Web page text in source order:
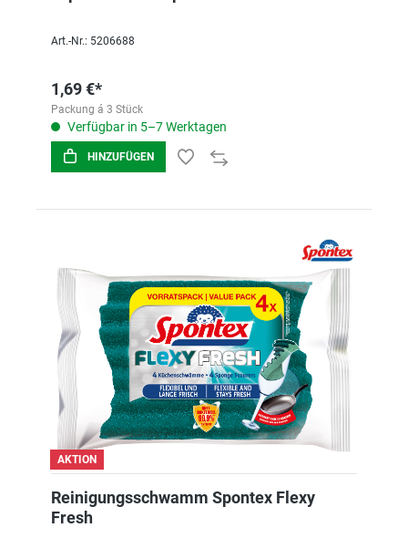
Art.-Nr.: 5206688
1,69 €*
Packung á 3 Stück
Verfügbar in 5–7 Werktagen
HINZUFÜGEN
AKTION
Reinigungsschwamm Spontex Flexy
Fresh